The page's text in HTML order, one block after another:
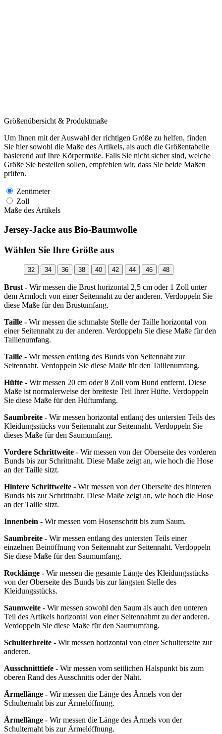
Größenübersicht & Produktmaße
Um Ihnen mit der Auswahl der richtigen Größe zu helfen, finden
Sie hier sowohl die Maße des Artikels, als auch die Größentabelle
basierend auf Ihre Körpermaße. Falls Sie nicht sicher sind, welche
Größe Sie bestellen sollen, empfehlen wir, dass Sie beide Maßen
prüfen.
Zentimeter
Zoll
Maße des Artikels
Jersey-Jacke aus Bio-Baumwolle
Wählen Sie Ihre Größe aus
32 34 36 38 40 42 44 46 48
Brust - Wir messen die Brust horizontal 2,5 cm oder 1 Zoll unter
dem Armloch von einer Seitennaht zu der anderen. Verdoppeln Sie
diese Maße für den Brustumfang.
Taille - Wir messen die schmalste Stelle der Taille horizontal von
einer Seitennaht zu der anderen. Verdoppeln Sie diese Maße für den
Taillenumfang.
Taille - Wir messen entlang des Bunds von Seitennaht zur
Seitennaht. Verdoppeln Sie diese Maße für den Taillenumfang.
Hüfte - Wir messen 20 cm oder 8 Zoll vom Bund entfernt. Diese
Maße ist normalerweise der breiteste Teil Ihrer Hüfte. Verdoppeln
Sie diese Maße für den Hüftumfang.
Saumbreite - Wir messen horizontal entlang des untersten Teils des
Kleidungsstücks von Seitennaht zur Seitennaht. Verdoppeln Sie
dieses Maße für den Saumumfang.
Vordere Schrittweite - Wir messen von der Oberseite des vorderen
Bunds bis zur Schrittnaht. Diese Maße zeigt an, wie hoch die Hose
an der Taille sitzt.
Hintere Schrittweite - Wir messen von der Oberseite des hinteren
Bunds bis zur Schrittnaht. Diese Maße zeigt an, wie hoch die Hose
an der Taille sitzt.
Innenbein - Wir messen vom Hosenschritt bis zum Saum.
Saumbreite - Wir messen entlang des untersten Teils einer
einzelnen Beinöffnung von Seitennaht zur Seitennaht. Verdoppeln
Sie diese Maße für den Saumumfang.
Rocklänge - Wir messen die gesamte Länge des Kleidungsstücks
von der Oberseite des Bunds bis zur längsten Stelle des
Kleidungsstücks.
Saumweite - Wir messen sowohl den Saum als auch den unteren
Teil des Artikels horizontal von einer Seitennahmt zu der anderen.
Verdoppeln Sie diese Maße für den Saumumfang.
Schulterbreite - Wir messen horizontal von einer Schulterseite zur
anderen.
Ausschnitttiefe - Wir messen vom seitlichen Halspunkt bis zum
oberen Rand des Ausschnitts oder der Naht.
Ärmellänge - Wir messen die Länge des Ärmels von der
Schulternaht bis zur Ärmelöffnung.
Ärmellänge - Wir messen die Länge des Ärmels von der
Schulternaht bis zur Ärmelöffnung.